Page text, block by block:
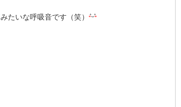
みたいな呼吸音です（笑）